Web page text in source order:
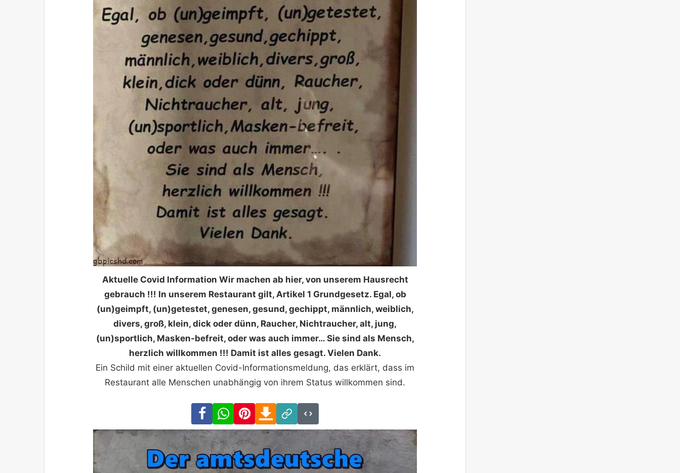
Aktuelle Covid Information Wir machen ab hier, von unserem Hausrecht
gebrauch !!! In unserem Restaurant gilt, Artikel 1 Grundgesetz. Egal, ob
(un)geimpft, (un)getestet, genesen, gesund, gechippt, männlich, weiblich,
divers, groß, klein, dick oder dünn, Raucher, Nichtraucher, alt, jung,
(un)sportlich, Masken-befreit, oder was auch immer… Sie sind als Mensch,
herzlich willkommen !!! Damit ist alles gesagt. Vielen Dank.
Ein Schild mit einer aktuellen Covid-Informationsmeldung, das erklärt, dass im
Restaurant alle Menschen unabhängig von ihrem Status willkommen sind.
FacebookWhatsAppPinterestDownload
Link